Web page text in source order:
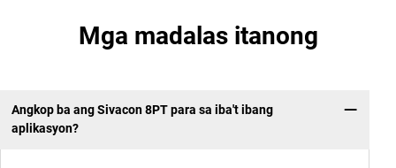
Mga madalas itanong
Angkop ba ang Sivacon 8PT para sa iba't ibang
aplikasyon?